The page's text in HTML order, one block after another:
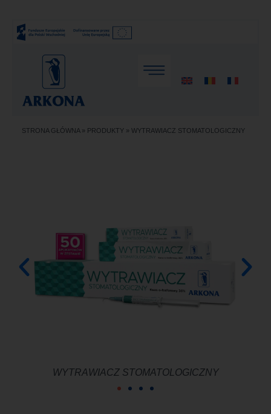
STRONA GŁÓWNA» PRODUKTY » WYTRAWIACZ STOMATOLOGICZNY
WYTRAWIACZ STOMATOLOGICZNY